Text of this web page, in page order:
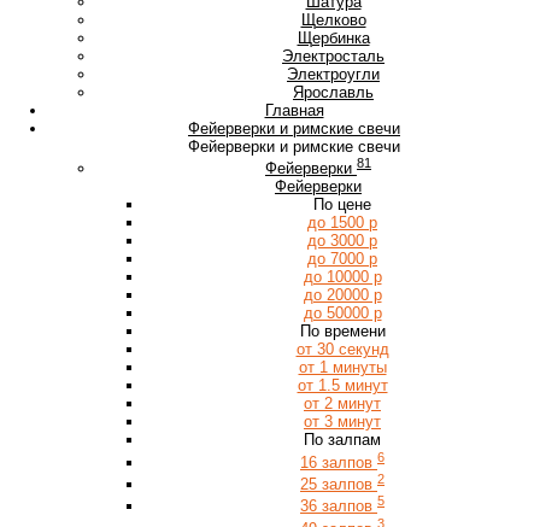
Щелково
Щербинка
Электросталь
Электроугли
Ярославль
Главная
Фейерверки и римские свечи
Фейерверки и римские свечи
Фейерверки 81
Фейерверки
По цене
до 1500 р
до 3000 р
до 7000 р
до 10000 р
до 20000 р
до 50000 р
По времени
от 30 секунд
от 1 минуты
от 1.5 минут
от 2 минут
от 3 минут
По залпам
16 залпов 6
25 залпов 2
36 залпов 5
3